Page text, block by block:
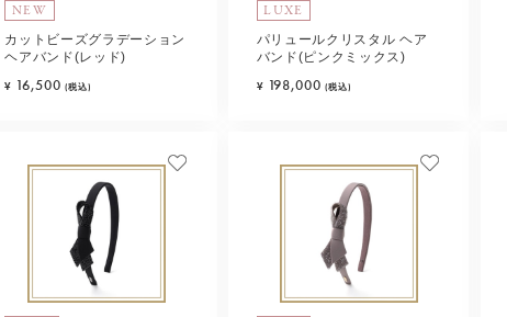
NEW
カットビーズグラデーション
ヘアバンド(レッド)
¥ 16,500 (税込)
LUXE
パリュールクリスタル ヘア
バンド(ピンクミックス)
¥ 198,000 (税込)